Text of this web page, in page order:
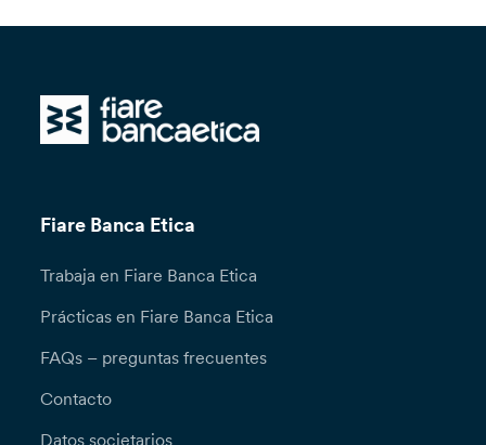
Fiare Banca Etica
Trabaja en Fiare Banca Etica
Prácticas en Fiare Banca Etica
FAQs – preguntas frecuentes
Contacto
Datos societarios